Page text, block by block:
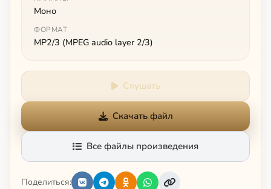
Моно
ФОРМАТ
MP2/3 (MPEG audio layer 2/3)
Слушать
Скачать файл
Все файлы произведения
Поделиться: